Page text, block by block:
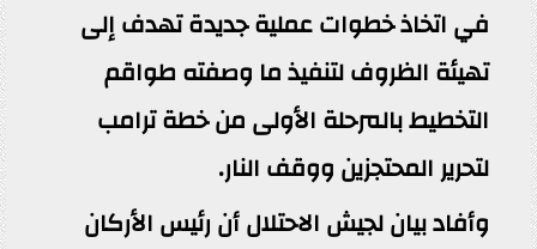
في اتخاذ خطوات عملية جديدة تهدف إلى
تهيئة الظروف لتنفيذ ما وصفته طواقم
التخطيط بالمرحلة الأولى من خطة ترامب
لتحرير المحتجزين ووقف النار.
وأفاد بيان لجيش الاحتلال أن رئيس الأركان